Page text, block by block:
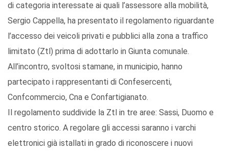
di categoria interessate ai quali l’assessore alla mobilità,
Sergio Cappella, ha presentato il regolamento riguardante
l’accesso dei veicoli privati e pubblici alla zona a traffico
limitato (Ztl) prima di adottarlo in Giunta comunale.
All’incontro, svoltosi stamane, in municipio, hanno
partecipato i rappresentanti di Confesercenti,
Confcommercio, Cna e Confartigianato.
Il regolamento suddivide la Ztl in tre aree: Sassi, Duomo e
centro storico. A regolare gli accessi saranno i varchi
elettronici già istallati in grado di riconoscere i nuovi